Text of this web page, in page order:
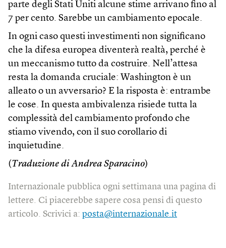
parte degli Stati Uniti alcune stime arrivano fino al
7 per cento. Sarebbe un cambiamento epocale.
In ogni caso questi investimenti non significano
che la difesa europea diventerà realtà, perché è
un meccanismo tutto da costruire. Nell’attesa
resta la domanda cruciale: Washington è un
alleato o un avversario? E la risposta è: entrambe
le cose. In questa ambivalenza risiede tutta la
complessità del cambiamento profondo che
stiamo vivendo, con il suo corollario di
inquietudine.
(Traduzione di Andrea Sparacino)
Internazionale pubblica ogni settimana una pagina di
lettere. Ci piacerebbe sapere cosa pensi di questo
articolo. Scrivici a: posta@internazionale.it